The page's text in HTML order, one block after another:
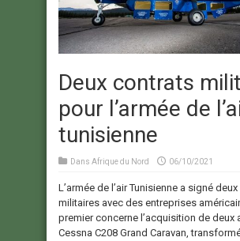
Deux contrats
pour l’armée de
tunisienne
Dans Afrique du Nord 06/10/2021
L’armée de l’air Tunisienne a signé
militaires avec des entreprises
premier concerne l’acquisition de deux
Cessna C208 Grand Caravan,